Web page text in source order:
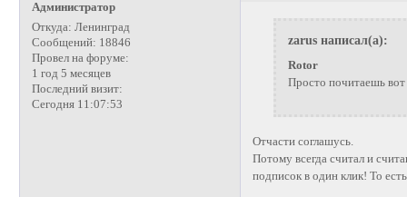
Администратор
Откуда: Ленинград
Сообщений: 18846
Провел на форуме:
1 год 5 месяцев
Последний визит:
Сегодня 11:07:53
zarus написал(а):
Rotor
Просто почитаешь
Отчасти соглашусь.
Потому всегда считал и
подписок в один клик! То